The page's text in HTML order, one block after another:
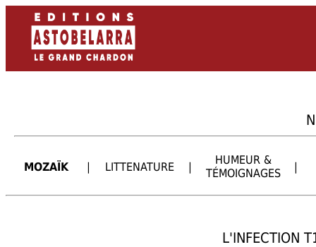
MOZAÏK | LITTENATURE |
HUMEUR &
TÉMOIGNAGES
|
L'INFECTION